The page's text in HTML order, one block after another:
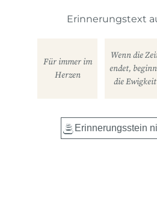
Erinnerungstext
Für immer im
Herzen
Wenn die
endet,
die Ewigkeit